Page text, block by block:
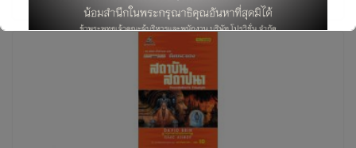
This will close in5seconds